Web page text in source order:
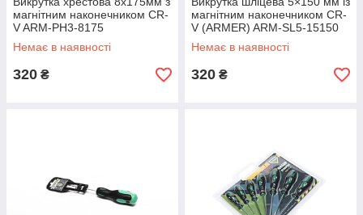
магнітним наконечником CR-
V ARM-PH3-8175
Немає в наявності
320 ₴
магнітним наконечником CR-
V (ARMER) ARM-SL5-15150
Немає в наявності
320 ₴